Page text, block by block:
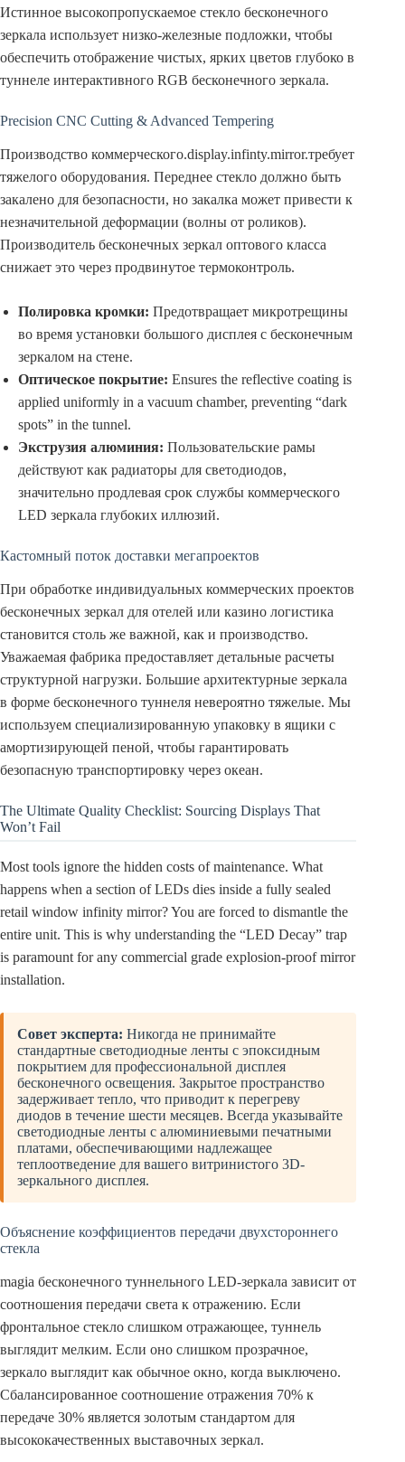
Истинное высокопропускаемое стекло бесконечного
зеркала использует низко-железные подложки, чтобы
обеспечить отображение чистых, ярких цветов глубоко в
туннеле интерактивного RGB бесконечного зеркала.
Precision CNC Cutting & Advanced Tempering
Производство коммерческого.display.infinty.mirror.требует
тяжелого оборудования. Переднее стекло должно быть
закалено для безопасности, но закалка может привести к
незначительной деформации (волны от роликов).
Производитель бесконечных зеркал оптового класса
снижает это через продвинутое термоконтроль.
Полировка кромки: Предотвращает микротрещины
во время установки большого дисплея с бесконечным
зеркалом на стене.
Оптическое покрытие: Ensures the reflective coating is
applied uniformly in a vacuum chamber, preventing “dark
spots” in the tunnel.
Экструзия алюминия: Пользовательские рамы
действуют как радиаторы для светодиодов,
значительно продлевая срок службы коммерческого
LED зеркала глубоких иллюзий.
Кастомный поток доставки мегапроектов
При обработке индивидуальных коммерческих проектов
бесконечных зеркал для отелей или казино логистика
становится столь же важной, как и производство.
Уважаемая фабрика предоставляет детальные расчеты
структурной нагрузки. Большие архитектурные зеркала
в форме бесконечного туннеля невероятно тяжелые. Мы
используем специализированную упаковку в ящики с
амортизирующей пеной, чтобы гарантировать
безопасную транспортировку через океан.
The Ultimate Quality Checklist: Sourcing Displays That
Won’t Fail
Most tools ignore the hidden costs of maintenance. What
happens when a section of LEDs dies inside a fully sealed
retail window infinity mirror? You are forced to dismantle the
entire unit. This is why understanding the “LED Decay” trap
is paramount for any commercial grade explosion-proof mirror
installation.
Совет эксперта: Никогда не принимайте
стандартные светодиодные ленты с эпоксидным
покрытием для профессиональной дисплея
бесконечного освещения. Закрытое пространство
задерживает тепло, что приводит к перегреву
диодов в течение шести месяцев. Всегда указывайте
светодиодные ленты с алюминиевыми печатными
платами, обеспечивающими надлежащее
теплоотведение для вашего витринистого 3D-
зеркального дисплея.
Объяснение коэффициентов передачи двухстороннего
стекла
magia бесконечного туннельного LED-зеркала зависит от
соотношения передачи света к отражению. Если
фронтальное стекло слишком отражающее, туннель
выглядит мелким. Если оно слишком прозрачное,
зеркало выглядит как обычное окно, когда выключено.
Сбалансированное соотношение отражения 70% к
передаче 30% является золотым стандартом для
высококачественных выставочных зеркал.